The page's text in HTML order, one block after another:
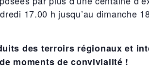
17.00 h jusqu’au dimanche
des terroirs régionaux et
moments de convivialité !